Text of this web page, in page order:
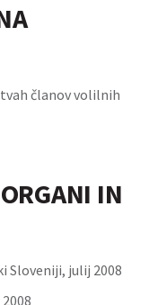
članov volilnih
IN
Sloveniji, julij 2008